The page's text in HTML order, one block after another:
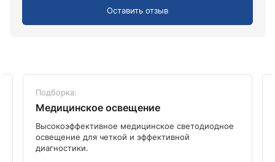
Оставить отзыв
Подборка:
Медицинское освещение
Высокоэффективное медицинское светодиодное
освещение для четкой и эффективной
диагностики.